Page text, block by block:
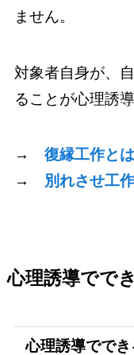
ません。
対象者自身が、
ることが心理誘導
→ 復縁工作とは
→ 別れさせ工
心理誘導でで
心理誘導ででき